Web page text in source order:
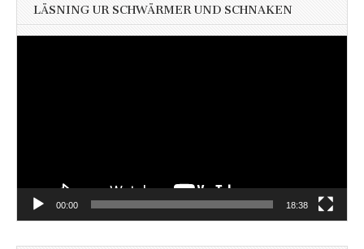
LÄSNING UR SCHWÄRMER UND SCHNAKEN
00:00 18:38